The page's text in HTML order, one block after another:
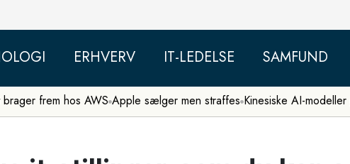
ERHVERV IT-LEDELSE SAMFUND
brager frem hos AWS Apple sælger men straffes Kinesiske AI-